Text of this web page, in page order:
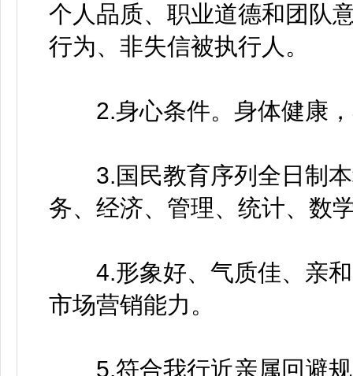
个人品质、职业道德和团队
行为、非失信被执行人。
2.身心条件。身体健康，
3.国民教育序列全日制本
务、经济、管理、统计、数
4.形象好、气质佳、亲和
市场营销能力。
5.符合我行近亲属回避规